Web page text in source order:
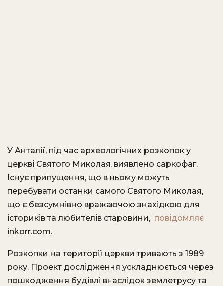
У Анталії, під час археологічних розкопок у
церкві Святого Миколая, виявлено саркофаг.
Існує припущення, що в ньому можуть
перебувати останки самого Святого Миколая,
що є безсумнівно вражаючою знахідкою для
істориків та любителів старовини, повідомляє
inkorr.com.
Розкопки на території церкви тривають з 1989
року. Проект дослідження ускладнюється через
пошкодження будівлі внаслідок землетрусу та